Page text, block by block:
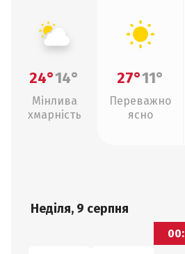
24°14°
Мінлива
хмарність
27°11°
Переважно
ясно
Неділя, 9 серпня